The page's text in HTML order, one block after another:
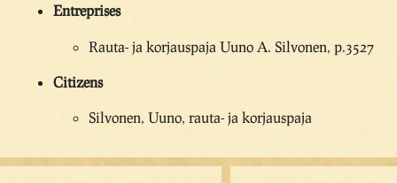
Entreprises
Rauta- ja korjauspaja Uuno A. Silvonen, p.3527
Citizens
Silvonen, Uuno, rauta- ja korjauspaja